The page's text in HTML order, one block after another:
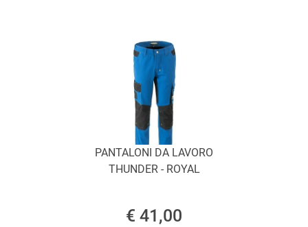
PANTALONI DA LAVORO
THUNDER - ROYAL
€ 41,00